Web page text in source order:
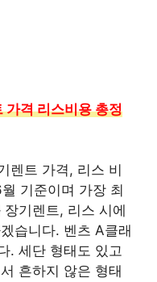
격 리스비용 총정
렌트 가격, 리스 비
기준이며 가장 최
기렌트, 리스 시에
습니다. 벤츠 A클래
. 세단 형태도 있고
흔하지 않은 형태